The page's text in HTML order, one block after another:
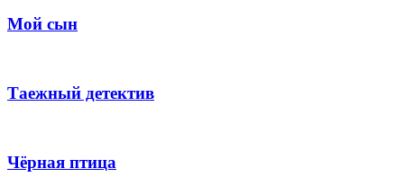
Мой сын
Таежный детектив
Чёрная птица